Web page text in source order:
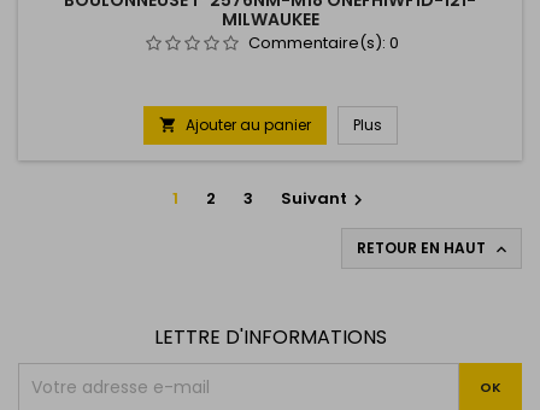
MILWAUKEE
Commentaire(s): 0
 Ajouter au panier Plus
1 2 3 Suivant 
RETOUR EN HAUT 
LETTRE D'INFORMATIONS